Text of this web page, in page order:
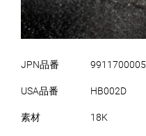
JPN品番 9911700005
USA品番 HB002D
素材 18K